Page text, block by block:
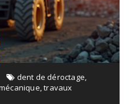
dent de déroctage,
,travaux